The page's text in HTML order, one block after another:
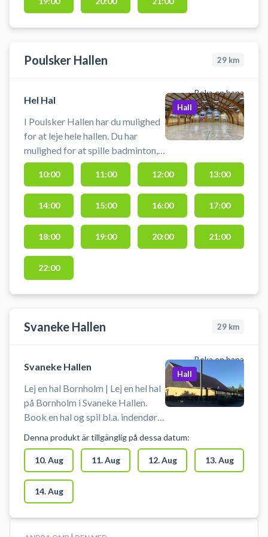
net og mål til rådighed. Gode
parkeringsmuligheder findes lige
Poulsker Hallen 29 km
Boka en bana
Hel Hal
I Poulsker Hallen har du mulighed
for at leje hele hallen. Du har
mulighed for at spille badminton,
fodbold, floorball, volleyball. Du
skal selv medbringe udstyr eller
kontakte udbyder direkte.
Hall
10:00 11:00 12:00 13:00
14:00 15:00 16:00 17:00
18:00 19:00 20:00 21:00
22:00
Svaneke Hallen 29 km
Boka en bana
Svaneke Hallen
Lej en hal Bornholm | Lej en hel hal
på Bornholm i Svaneke Hallen.
Book en hal og spil bl.a. indendørs
Svaneke på Bornholm. Der skal
benyttes indendørs fodtøj.
Medbring selv udstyr fx indendørs
fodbold eller håndbold ved
booking af hele hallen i Svaneke
Hallen. Gratis parkering ved
Svaneke Hallen, så det er nemt at
Hall
Denna produkt är tillgänglig på dessa datum:
10. Aug 11. Aug 12. Aug 13. Aug
14. Aug